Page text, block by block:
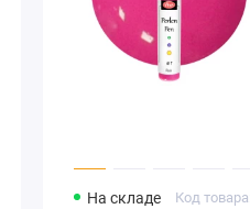
На складе